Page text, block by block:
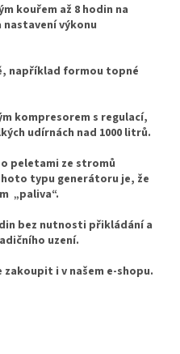
kouřem až 8 hodin na
výkonu
například formou topné
kompresorem s regulací,
udírnách nad 1000 litrů.
peletami ze stromů
typu generátoru je, že
„paliva“.
bez nutnosti přikládání a
uzení.
i v našem e-shopu.